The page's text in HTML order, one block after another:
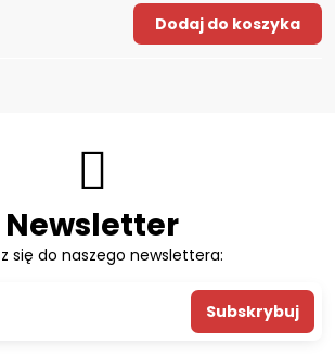
Dodaj do koszyka
Newsletter
się do naszego newslettera:
Subskrybuj